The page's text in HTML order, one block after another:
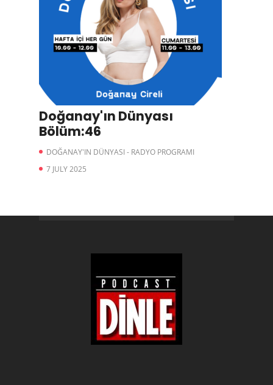
Doğanay'ın Dünyası
Bölüm:46
DOĞANAY'IN DÜNYASI - RADYO PROGRAMI
7 JULY 2025